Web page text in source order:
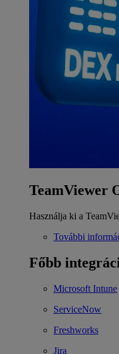
TeamViewer
Használja ki a
További
Főbb
Microsoft Intune
ServiceNow
Freshworks
Jira